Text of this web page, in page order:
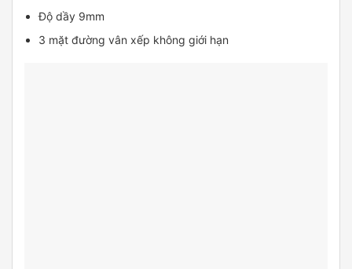
Độ dầy 9mm
3 mặt đường vân xếp không giới hạn